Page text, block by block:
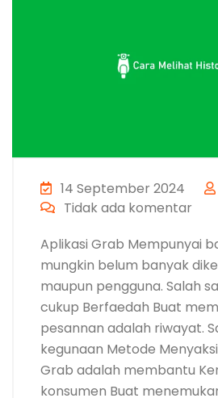
14 September 2024
Tidak ada komentar
Aplikasi Grab Mempunyai
mungkin belum banyak
maupun pengguna. Salah
cukup Berfaedah Buat
pesannan adalah riwayat.
kegunaan Metode
Grab adalah membantu
konsumen Buat